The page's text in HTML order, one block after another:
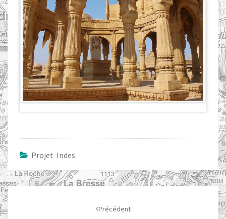
Projet Indes
Navigation
d'article
Précédent